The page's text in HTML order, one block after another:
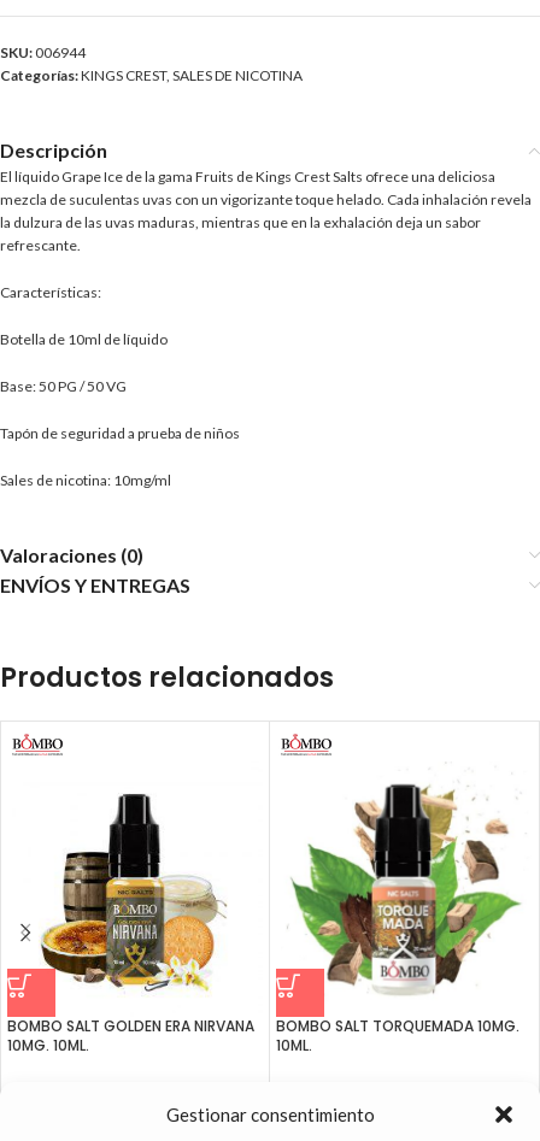
Gestionar consentimiento
SKU: 006944
Categorías:KINGS CREST, SALES DE NICOTINA
Descripción
El líquido Grape Ice de la gama Fruits de Kings Crest Salts ofrece una deliciosa
mezcla de suculentas uvas con un vigorizante toque helado. Cada inhalación revela
la dulzura de las uvas maduras, mientras que en la exhalación deja un sabor
refrescante.
Características:
Botella de 10ml de líquido
Base: 50 PG / 50 VG
Tapón de seguridad a prueba de niños
Sales de nicotina: 10mg/ml
Valoraciones (0)
ENVÍOS Y ENTREGAS
Productos relacionados
BOMBO SALT GOLDEN ERA NIRVANA
10MG. 10ML.
BOMBO SALT TORQUEMADA 10MG.
10ML.